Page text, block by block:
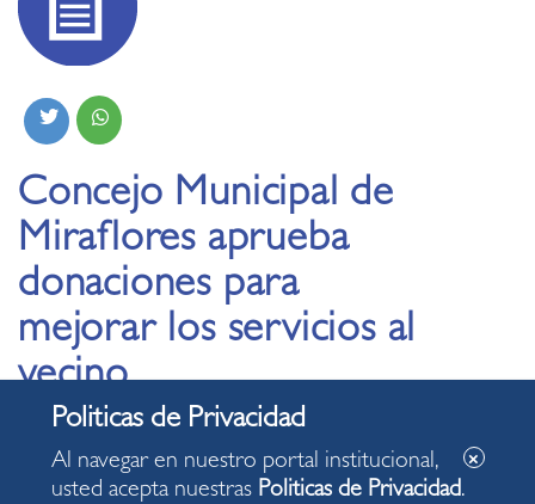
Concejo Municipal de
Miraflores aprueba
donaciones para
mejorar los servicios al
vecino
04.10.2024
Al navegar en nuestro portal institucional,
usted acepta nuestras Politicas de Privacidad.